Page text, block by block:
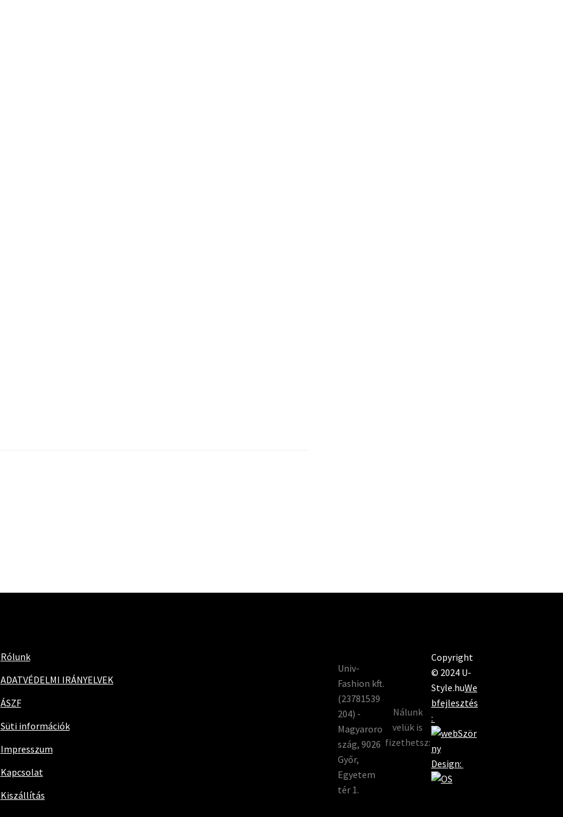
Rólunk
ADATVÉDELMI IRÁNYELVEK
ÁSZF
Süti információk
Impresszum
Kapcsolat
Kiszállítás
Univ-
Fashion kft.
(23781539
204) -
Magyaroro
szág, 9026
Győr,
Egyetem
tér 1.
Nálunk
velük is
fizethetsz:
Copyright
© 2024 U-
Style.huWe
bfejlesztés
:
Design: